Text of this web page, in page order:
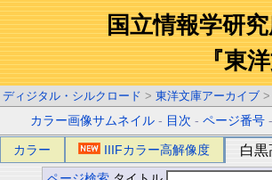
国立情報学研
『東
ディジタル・シルクロード > 東洋文庫アーカイブ >
カラー画像サムネイル - 目次 -ページ番号
カラー IIIFカラー高解像度 白黒